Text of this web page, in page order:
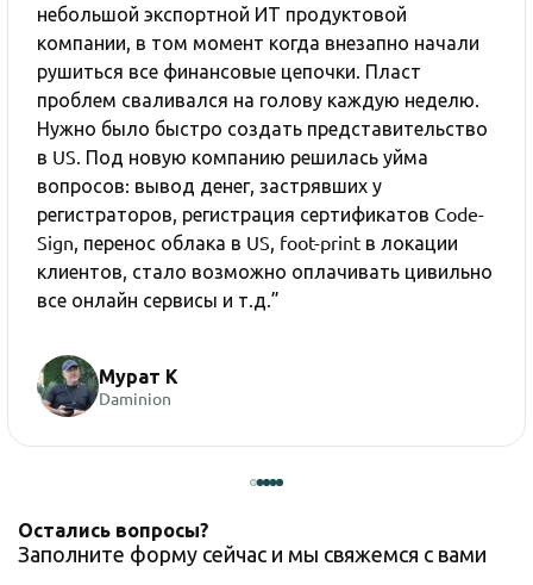
небольшой экспортной ИТ продуктовой
компании, в том момент когда внезапно начали
рушиться все финансовые цепочки. Пласт
проблем сваливался на голову каждую неделю.
Нужно было быстро создать представительство
в US. Под новую компанию решилась уйма
вопросов: вывод денег, застрявших у
регистраторов, регистрация сертификатов Code-
Sign, перенос облака в US, foot-print в локации
клиентов, стало возможно оплачивать цивильно
все онлайн сервисы и т.д.”
Мурат К
Daminion
Остались вопросы?
Заполните форму сейчас и мы свяжемся с вами